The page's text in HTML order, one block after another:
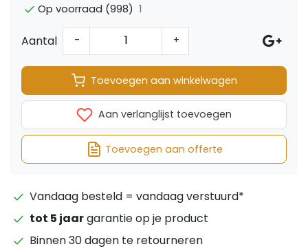
Op voorraad (998) 1
Aantal - +
Toevoegen aan winkelwagen
Aan verlanglijst toevoegen
Toevoegen aan offerte
Vandaag besteld = vandaag verstuurd*
tot 5 jaargarantie op je product
Binnen 30 dagen te retourneren